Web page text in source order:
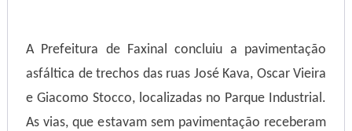
A Prefeitura de Faxinal concluiu a pavimentação
asfáltica de trechos das ruas José Kava, Oscar Vieira
e Giacomo Stocco, localizadas no Parque Industrial.
As vias, que estavam sem pavimentação receberam